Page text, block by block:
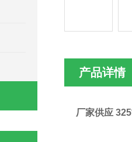
产品详情
厂家供应